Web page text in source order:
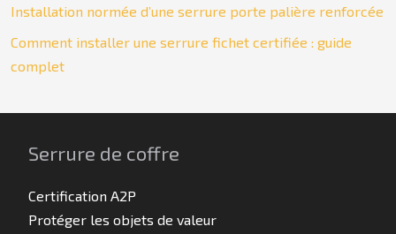
Installation normée d’une serrure porte palière renforcée
Comment installer une serrure fichet certifiée : guide
complet
Serrure de coffre
Certification A2P
Protéger les objets de valeur